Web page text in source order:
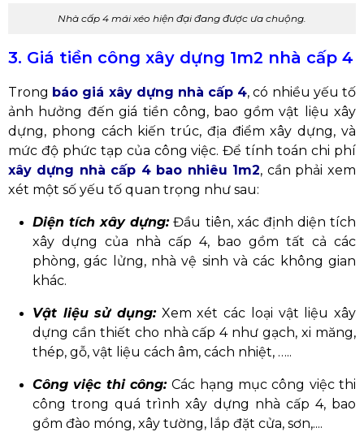
Nhà cấp 4 mái xéo hiện đại đang được ưa chuộng.
3. Giá tiền công xây dựng 1m2 nhà cấp 4
Trong báo giá xây dựng nhà cấp 4, có nhiều yếu tố
ảnh hưởng đến giá tiền công, bao gồm vật liệu xây
dựng, phong cách kiến trúc, địa điểm xây dựng, và
mức độ phức tạp của công việc. Để tính toán chi phí
xây dựng nhà cấp 4 bao nhiêu 1m2, cần phải xem
xét một số yếu tố quan trọng như sau:
Diện tích xây dựng:Đầu tiên, xác định diện tích
xây dựng của nhà cấp 4, bao gồm tất cả các
phòng, gác lửng, nhà vệ sinh và các không gian
khác.
Vật liệu sử dụng:Xem xét các loại vật liệu xây
dựng cần thiết cho nhà cấp 4 như gạch, xi măng,
thép, gỗ, vật liệu cách âm, cách nhiệt, …..
Công việc thi công:Các hạng mục công việc thi
công trong quá trình xây dựng nhà cấp 4, bao
gồm đào móng, xây tường, lắp đặt cửa, sơn,....